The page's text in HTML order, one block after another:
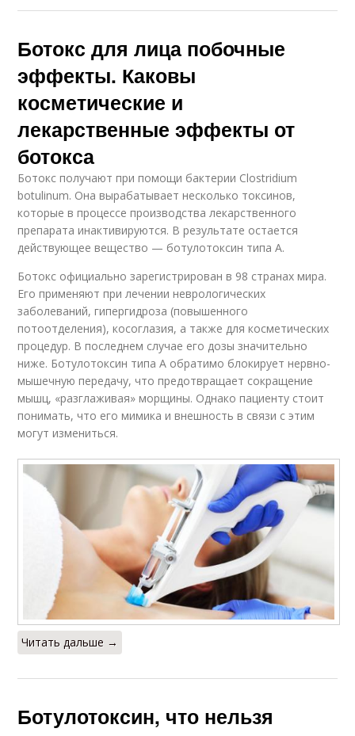
Ботокс для лица побочные
эффекты. Каковы
косметические и
лекарственные эффекты от
ботокса
Ботокс получают при помощи бактерии Clostridium
botulinum. Она вырабатывает несколько токсинов,
которые в процессе производства лекарственного
препарата инактивируются. В результате остается
действующее вещество — ботулотоксин типа А.
Ботокс официально зарегистрирован в 98 странах мира.
Его применяют при лечении неврологических
заболеваний, гипергидроза (повышенного
потоотделения), косоглазия, а также для косметических
процедур. В последнем случае его дозы значительно
ниже. Ботулотоксин типа А обратимо блокирует нервно-
мышечную передачу, что предотвращает сокращение
мышц, «разглаживая» морщины. Однако пациенту стоит
понимать, что его мимика и внешность в связи с этим
могут измениться.
Читать дальше →
Ботулотоксин, что нельзя